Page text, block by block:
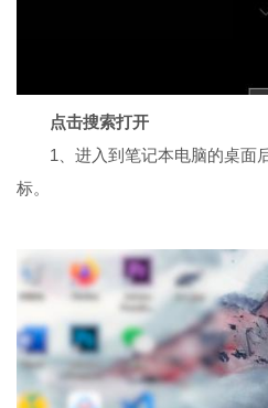
点击搜索打开
1、进入到笔记本电脑的桌面
标。